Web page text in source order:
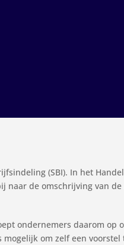
(SBI). In het
naar de omschrijving van
ondernemers daarom
om zelf een